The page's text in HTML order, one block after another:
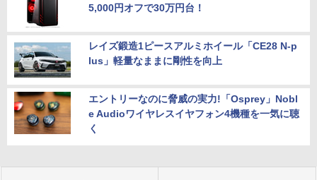
5,000円オフで30万円台！
レイズ鍛造1ピースアルミホイール「CE28 N-p
lus」軽量なままに剛性を向上
エントリーなのに脅威の実力!「Osprey」Nobl
e Audioワイヤレスイヤフォン4機種を一気に聴
く